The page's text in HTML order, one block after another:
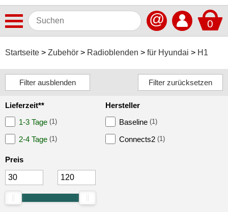
0
@
Startseite Zubehör Radioblenden für Hyundai H1
Autoradios
Dashcams
Elektromobilität
Freisprechanlagen
Multimedia
Navigationssoftware
Lieferzeit**
1-3 Tage (1)
2-4 Tage (1)
Hersteller
Baseline (1)
Connects2 (1)
Preis